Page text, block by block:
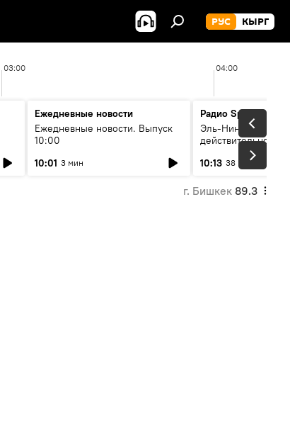
РУС КЫРГ
03:00 04:00
Ежедневные новости
Ежедневные новости. Выпуск
10:00
10:01 3 мин
Радио Sputnik
Эль-Ниньо, жара и
действительно
погоду в
10:13 38 мин
г. Бишкек 89.3